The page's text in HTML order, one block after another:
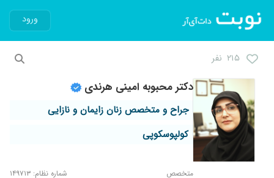
ورود
۲۱۵ نفر
دکتر محبوبه امینی هرندی
جراح و متخصص زنان زایمان و نازایی
کولپوسکوپی
متخصص شماره نظام: ۱۴۹۷۱۳